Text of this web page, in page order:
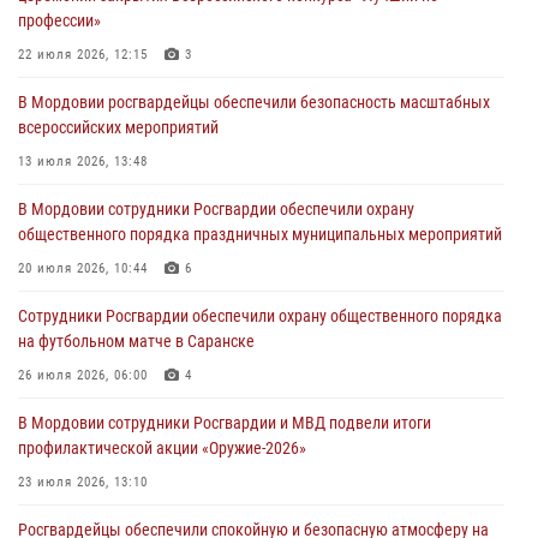
зону СВО
04 августа 2026, 11:13
Сотрудники Росгвардии Мордовии стали призерами
республиканских соревнований по служебному шестиборью
04 августа 2026, 08:27
В Саранске росгвардейцы пресекли нарушение правопорядка:
«отдых» на лавочке закончился в отделе полиции
04 августа 2026, 07:06
В Саранске сотрудники Росгвардии задержали гражданина за
нанесение побоев
03 августа 2026, 08:58
профессии»
22 июля 2026, 12:15 3
В Мордовии росгвардейцы обеспечили безопасность масштабных
всероссийских мероприятий
13 июля 2026, 13:48
В Мордовии сотрудники Росгвардии обеспечили охрану
общественного порядка праздничных муниципальных мероприятий
20 июля 2026, 10:44 6
Сотрудники Росгвардии обеспечили охрану общественного порядка
на футбольном матче в Саранске
26 июля 2026, 06:00 4
В Мордовии сотрудники Росгвардии и МВД подвели итоги
профилактической акции «Оружие‑2026»
23 июля 2026, 13:10
Росгвардейцы обеспечили спокойную и безопасную атмосферу на